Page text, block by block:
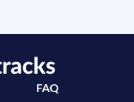
FAQ